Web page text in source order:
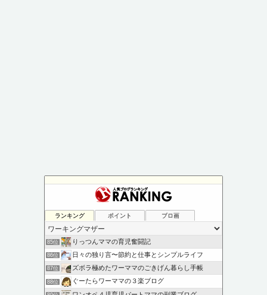
ランキング ポイント ブロ画
85位 りっつんママの育児奮闘記
86位 日々の独り言〜節約と仕事とシンプルライフ
87位 ズボラ極めたワーママのごきげん暮らし手帳
88位 ぐーたらワーママの３楽ブログ